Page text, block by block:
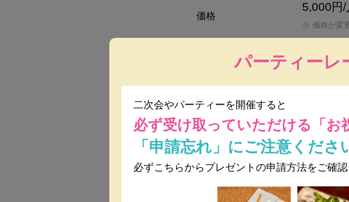
価格
5,000円/
※ 価格が変
立食 60～
着席 ～130
料理
会場使用料 無料
最低保証料
土日祝：
パーティーレ
二次会やパーティーを開催すると
必ず受け取っていただける 「
「申請忘れ」にご注意くださ
必ずこちらからプレゼントの申請方法をご確認